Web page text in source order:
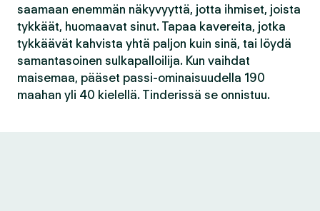
saamaan enemmän näkyvyyttä, jotta ihmiset, joista
tykkäät, huomaavat sinut. Tapaa kavereita, jotka
tykkäävät kahvista yhtä paljon kuin sinä, tai löydä
samantasoinen sulkapalloilija. Kun vaihdat
maisemaa, pääset passi-ominaisuudella 190
maahan yli 40 kielellä. Tinderissä se onnistuu.